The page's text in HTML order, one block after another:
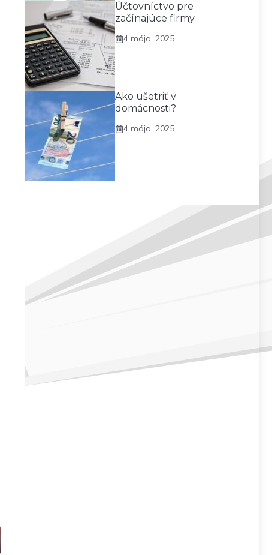
Účtovníctvo pre
začínajúce firmy
4 mája, 2025
Ako ušetriť v
domácnosti?
4 mája, 2025